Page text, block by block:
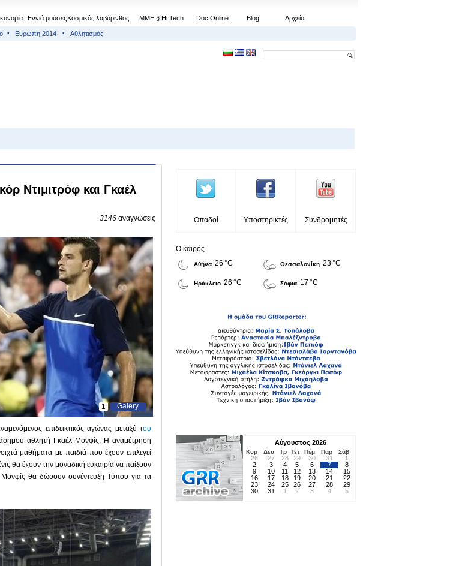
Εννιά μούσεςΚοσμικός λαβύρινθος МΜΕ § Hi Tech Doc Online Blog Αρχείο
Ευρώπη 2014 Αθλητισμός
Ντιμιτρόφ και Γκαέλ
3146 αναγνώσεις
Galery
1
επιδεικτικός αγώνας μεταξύ του
αθλητή Γκαέλ Μονφίς. Η αναμέτρηση
μαθήματα με παιδιά που έχουν επιλεγεί
θα έχουν την μοναδική ευκαιρία να παίξουν
θα δώσουν συνέντευξη Τύπου για τα
Οπαδοί Υποστηρικτές Συνδρομητές
Ο καιρός
Αθήνα 26 °C Θεσσαλονίκη 23 °C
Ηράκλειο 26 °C Σόφια 17 °C
Αύγουστος 2026
Κυρ Δευ Τρ Τετ Πέμ Παρ Σάβ
26 27 28 29 30 31
1
2
3 4 5 6 7
8
9
10 11 12 13 14
15
16
17 18 19 20 21
22
23
24 25 26 27 28
29
30
31 1 2 3 4 5